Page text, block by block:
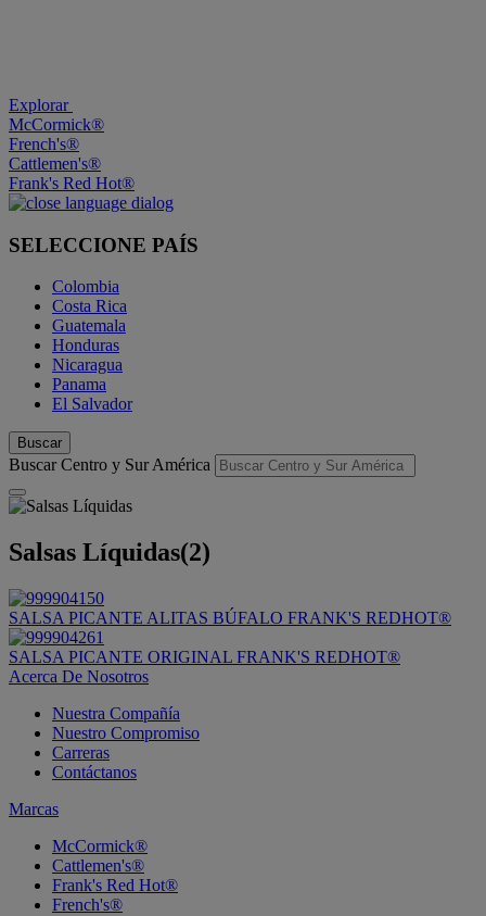
Explorar
McCormick®
French's®
Cattlemen's®
Frank's Red Hot®
SELECCIONE PAÍS
Colombia
Costa Rica
Guatemala
Honduras
Nicaragua
Panama
El Salvador
Buscar
Buscar Centro y Sur América
Salsas Líquidas(2)
SALSA PICANTE ALITAS BÚFALO FRANK'S REDHOT®
SALSA PICANTE ORIGINAL FRANK'S REDHOT®
Acerca De Nosotros
Nuestra Compañía
Nuestro Compromiso
Carreras
Contáctanos
Marcas
McCormick®
Cattlemen's®
Frank's Red Hot®
French's®